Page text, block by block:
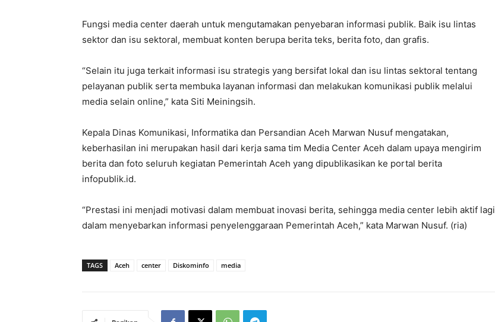
Fungsi media center daerah untuk mengutamakan penyebaran informasi publik. Baik isu lintas
sektor dan isu sektoral, membuat konten berupa berita teks, berita foto, dan grafis.
“Selain itu juga terkait informasi isu strategis yang bersifat lokal dan isu lintas sektoral tentang
pelayanan publik serta membuka layanan informasi dan melakukan komunikasi publik melalui
media selain online,” kata Siti Meiningsih.
Kepala Dinas Komunikasi, Informatika dan Persandian Aceh Marwan Nusuf mengatakan,
keberhasilan ini merupakan hasil dari kerja sama tim Media Center Aceh dalam upaya mengirim
berita dan foto seluruh kegiatan Pemerintah Aceh yang dipublikasikan ke portal berita
infopublik.id.
“Prestasi ini menjadi motivasi dalam membuat inovasi berita, sehingga media center lebih aktif lagi
dalam menyebarkan informasi penyelenggaraan Pemerintah Aceh,” kata Marwan Nusuf. (ria)
TAGS Aceh center Diskominfo media